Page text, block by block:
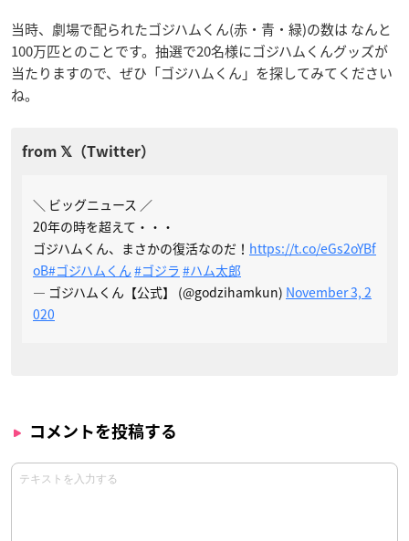
当時、劇場で配られたゴジハムくん(赤・青・緑)の数は なんと
100万匹とのことです。抽選で20名様にゴジハムくんグッズが
当たりますので、ぜひ「ゴジハムくん」を探してみてください
ね。
＼ ビッグニュース ／
20年の時を超えて・・・
ゴジハムくん、まさかの復活なのだ！ https://t.co/eGs2oYBf
oB#ゴジハムくん #ゴジラ #ハム太郎
— ゴジハムくん【公式】 (@godzihamkun) November 3, 2
020
コメントを投稿する